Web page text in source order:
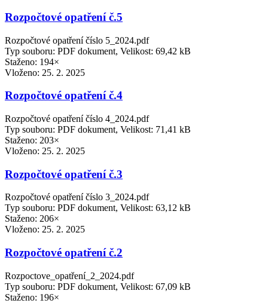
Rozpočtové opatření č.5
Rozpočtové opatření číslo 5_2024.pdf
Typ souboru: PDF dokument, Velikost: 69,42 kB
Staženo: 194×
Vloženo: 25. 2. 2025
Rozpočtové opatření č.4
Rozpočtové opatření číslo 4_2024.pdf
Typ souboru: PDF dokument, Velikost: 71,41 kB
Staženo: 203×
Vloženo: 25. 2. 2025
Rozpočtové opatření č.3
Rozpočtové opatření číslo 3_2024.pdf
Typ souboru: PDF dokument, Velikost: 63,12 kB
Staženo: 206×
Vloženo: 25. 2. 2025
Rozpočtové opatření č.2
Rozpoctove_opatření_2_2024.pdf
Typ souboru: PDF dokument, Velikost: 67,09 kB
Staženo: 196×